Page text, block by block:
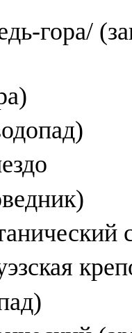
гора/